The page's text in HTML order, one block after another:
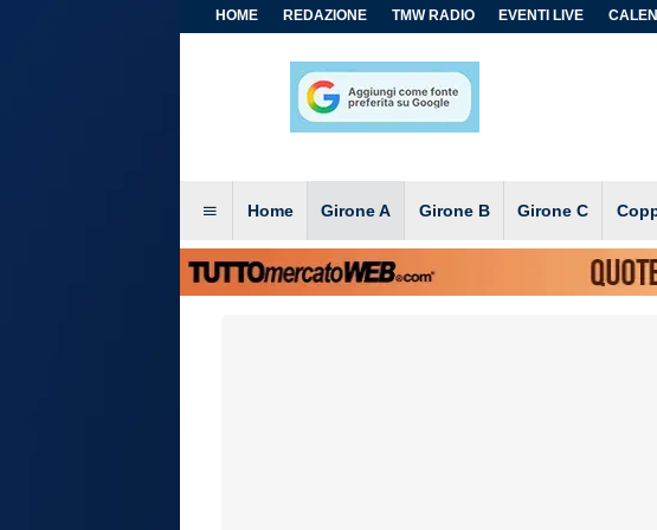
HOME REDAZIONE TMW RADIO EVENTI LIVE
Home Girone A Girone B Girone C